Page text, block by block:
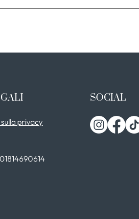
privacy
SOCIAL